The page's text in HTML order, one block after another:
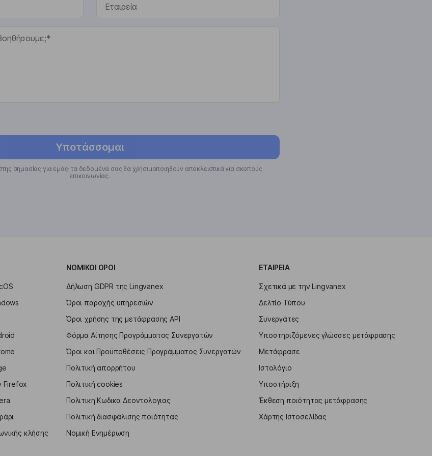
Υποτάσσομαι
σημασίας για εμάς· τα δεδομένα σας θα χρησιμοποιηθούν αποκλειστικά για σκοπούς
επικοινωνίας.
Firefox
κλήσης
ΝΟΜΙΚΟΊ ΌΡΟΙ
Δήλωση GDPR της Lingvanex
Όροι παροχής υπηρεσιών
Όροι χρήσης της μετάφρασης API
Φόρμα Αίτησης Προγράμματος Συνεργατών
Όροι και Προϋποθέσεις Προγράμματος Συνεργατών
Πολιτική απορρήτου
Πολιτική cookies
Πολιτικη Κωδικα Δεοντολογιας
Πολιτική διασφάλισης ποιότητας
Νομική Ενημέρωση
ΕΤΑΙΡΕΊΑ
Σχετικά με την Lingvanex
Δελτίο Τύπου
Συνεργάτες
Υποστηριζόμενες γλώσσες μετάφρασης
Mετάφρασε
Ιστολόγιο
Υποστήριξη
Έκθεση ποιότητας μετάφρασης
Χάρτης Ιστοσελίδας